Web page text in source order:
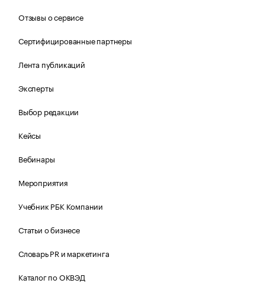
Отзывы о сервисе
Сертифицированные партнеры
Лента публикаций
Эксперты
Выбор редакции
Кейсы
Вебинары
Мероприятия
Учебник РБК Компании
Статьи о бизнесе
Словарь PR и маркетинга
Каталог по ОКВЭД